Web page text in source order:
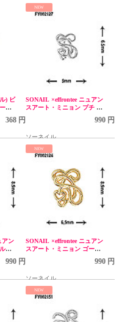
) ビ
ル
368 円
NEW
SONAIL ×effrontee ニュアン
スアート・ミニョン プチ シ
990 円
ソーネイル
アン
バ
990 円
NEW
SONAIL ×effrontee ニュアン
スアート・ミニョン ゴール
990 円
ソーネイル
NEW